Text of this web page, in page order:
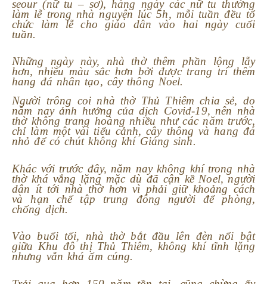
seour (nữ tu – sơ), hàng ngày các nữ tu thường
làm lễ trong nhà nguyện lúc 5h, mỗi tuần đều tổ
chức làm lễ cho giáo dân vào hai ngày cuối
tuần.
Những ngày này, nhà thờ thêm phần lộng lẫy
hơn, nhiều màu sắc hơn bởi được trang trí thêm
hang đá nhân tạo, cây thông Noel.
Người trông coi nhà thờ Thủ Thiêm chia sẻ, do
năm nay ảnh hưởng của dịch Covid-19, nên nhà
thờ không trang hoàng nhiều như các năm trước,
chỉ làm một vài tiểu cảnh, cây thông và hang đá
nhỏ để có chút không khí Giáng sinh.
Khác với trước đây, năm nay không khí trong nhà
thờ khá vắng lặng mặc dù đã cận kề Noel, người
dân ít tới nhà thờ hơn vì phải giữ khoảng cách
và hạn chế tập trung đông người để phòng,
chống dịch.
Vào buổi tối, nhà thờ bắt đầu lên đèn nổi bật
giữa Khu đô thị Thủ Thiêm, không khí tĩnh lặng
nhưng vẫn khá ấm cúng.